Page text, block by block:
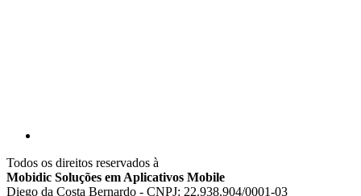
Todos os direitos reservados à
Mobidic Soluções em Aplicativos Mobile
Diego da Costa Bernardo - CNPJ: 22.938.904/0001-03